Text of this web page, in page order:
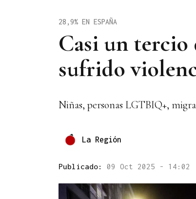
Casi un tercio
sufrido
28,9% EN ESPAÑA
Niñas, personas LGTBIQ+,
La Región
Publicado: 09 Oct 2025 - 14:02